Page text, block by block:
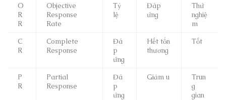
O
R
R
Objective
Response
Rate
Tỷ
lệ
Đáp
ứng
Thử
nghiệ
m
C
R
Complete
Response
Đá
p
ứng
Hết tổn
thương
Tốt
P
R
Partial
Response
Đá
p
ứng
Giảm u
Trun
g
gian